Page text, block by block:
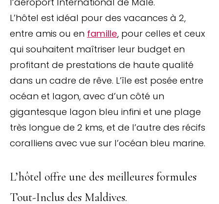
L’hôtel est idéal pour des vacances à 2,
entre amis ou en famille, pour celles et ceux
qui souhaitent maîtriser leur budget en
profitant de prestations de haute qualité
dans un cadre de rêve. L’île est posée entre
océan et lagon, avec d’un côté un
gigantesque lagon bleu infini et une plage
très longue de 2 kms, et de l’autre des récifs
coralliens avec vue sur l’océan bleu marine.
L’hôtel offre une des meilleures formules
Tout-Inclus des Maldives.